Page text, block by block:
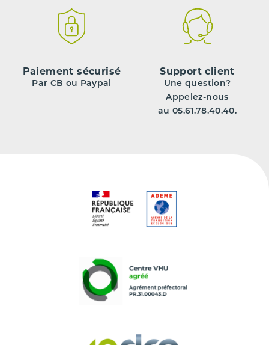
Paiement sécurisé
Par CB ou Paypal
Support client
Une question?
Appelez-nous
au 05.61.78.40.40.